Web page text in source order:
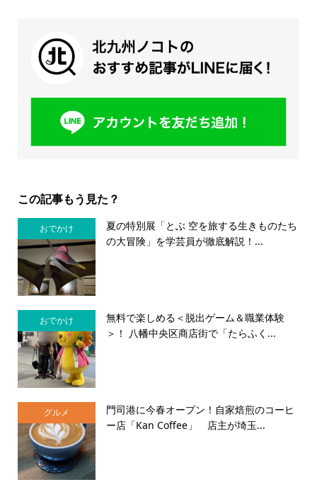
この記事もう見た？
おでかけ
夏の特別展「とぶ 空を旅する生きものたち
の大冒険」を学芸員が徹底解説！...
おでかけ
無料で楽しめる＜脱出ゲーム＆職業体験
＞！ 八幡中央区商店街で「たらふく...
グルメ
門司港に今春オープン！自家焙煎のコーヒ
ー店「Kan Coffee」 店主が埼玉...